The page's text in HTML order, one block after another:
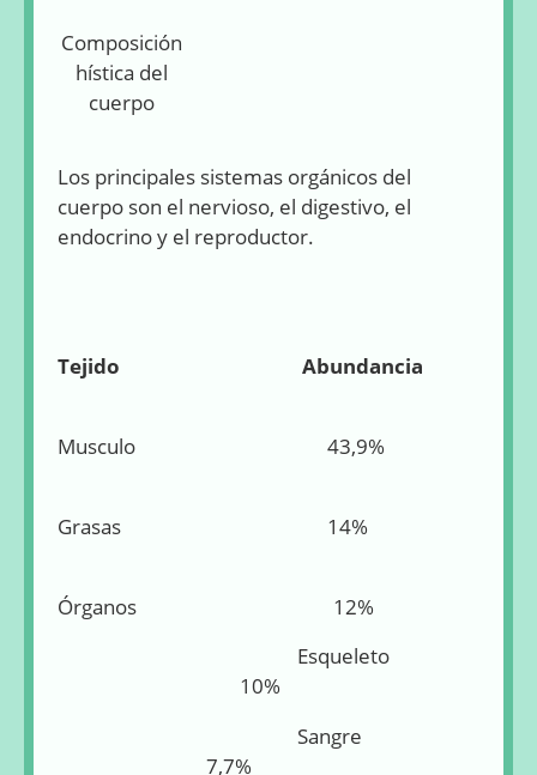
Composición
hística del
cuerpo
Los principales sistemas orgánicos del
cuerpo son el nervioso, el digestivo, el
endocrino y el reproductor.
Tejido Abundancia
Musculo 43,9%
Grasas 14%
Órganos 12%
Esqueleto
10%
Sangre
7,7%